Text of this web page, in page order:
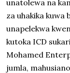
unatolewa na
za uhakika kuwa
unapelekwa
kutoka ICD
Mohamed
jumla,